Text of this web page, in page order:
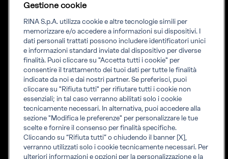
inclusione
News
Progetti
Sostenibilità
Connettiti
Uffici
Certification Member
Area
Certificati clienti
certification
Marine Member Area
Applicazioni digitali
marine
Informati
Informazioni legali
Compliance
Governance
Whistleblowing
Fatturazione elettronica
Accreditamenti RINA
Regolamenti RINA
Gestione cookie
RINA S.p.A. utilizza cookie e altre tecnologie simili per
memorizzare e/o accedere a informazioni sui dispositivi. I
dati personali trattati possono includere identificatori unici
e informazioni standard inviate dal dispositivo per diverse
finalità. Puoi cliccare su "Accetta tutti i cookie" per
consentire il trattamento dei tuoi dati per tutte le finalità
indicate da noi e dai nostri partner. Se preferisci, puoi
cliccare su "Rifiuta tutti" per rifiutare tutti i cookie non
essenziali; in tal caso verranno abilitati solo i cookie
tecnicamente necessari. In alternativa, puoi accedere alla
sezione "Modifica le preferenze" per personalizzare le tue
scelte e fornire il consenso per finalità specifiche.
Cliccando su “Rifiuta tutti” o chiudendo il banner [X],
verranno utilizzati solo i cookie tecnicamente necessari. Per
ulteriori informazioni e opzioni per la personalizzazione e la